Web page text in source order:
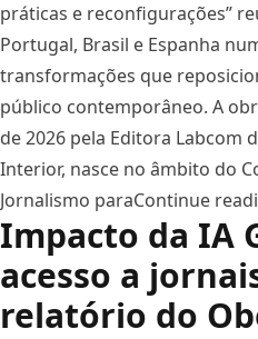
práticas e reconfigurações”
Portugal, Brasil e Espanha
transformações que
público contemporâneo. A
de 2026 pela Editora Labcom
Interior, nasce no âmbito do
Jornalismo paraContinue
Impacto da IA
acesso a
relatório do